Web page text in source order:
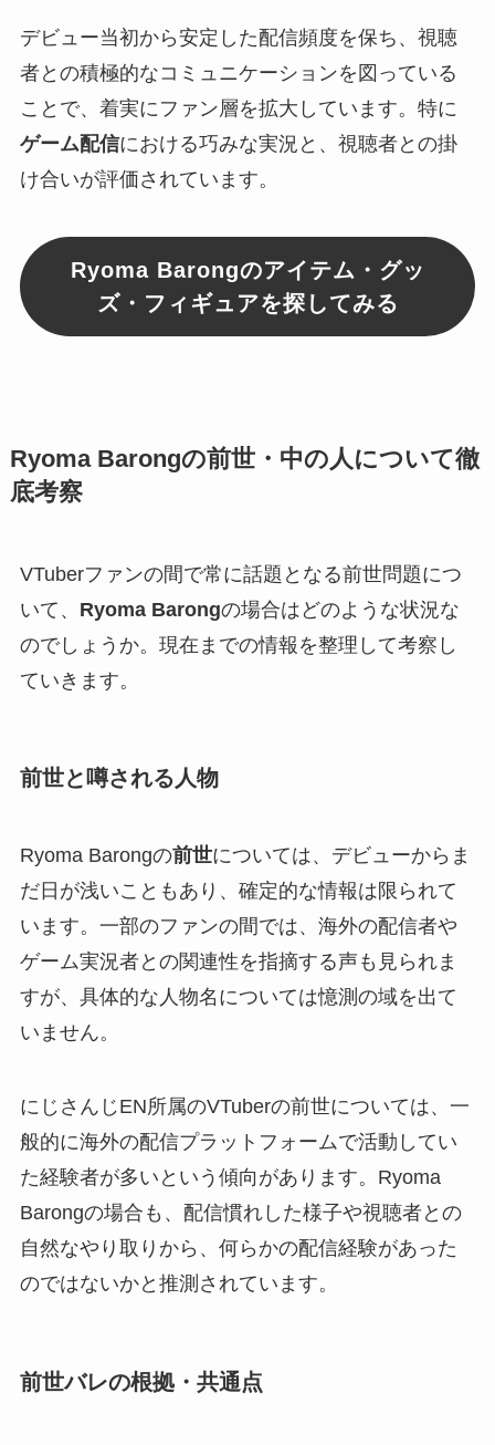
デビュー当初から安定した配信頻度を保ち、視聴
者との積極的なコミュニケーションを図っている
ことで、着実にファン層を拡大しています。特に
ゲーム配信における巧みな実況と、視聴者との掛
け合いが評価されています。
Ryoma Barongのアイテム・グッ
ズ・フィギュアを探してみる
Ryoma Barongの前世・中の人について徹
底考察
VTuberファンの間で常に話題となる前世問題につ
いて、 Ryoma Barongの場合はどのような状況な
のでしょうか。現在までの情報を整理して考察し
ていきます。
前世と噂される人物
Ryoma Barongの前世については、デビューからま
だ日が浅いこともあり、確定的な情報は限られて
います。一部のファンの間では、海外の配信者や
ゲーム実況者との関連性を指摘する声も見られま
すが、具体的な人物名については憶測の域を出て
いません。
にじさんじEN所属のVTuberの前世については、一
般的に海外の配信プラットフォームで活動してい
た経験者が多いという傾向があります。Ryoma
Barongの場合も、配信慣れした様子や視聴者との
自然なやり取りから、何らかの配信経験があった
のではないかと推測されています。
前世バレの根拠・共通点